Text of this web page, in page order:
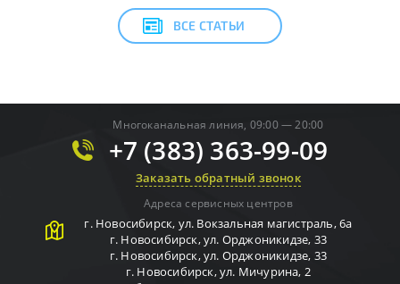
ВСЕ СТАТЬИ
Многоканальная линия, 09:00 — 20:00
+7 (383) 363-99-09
Заказать обратный звонок
Адреса сервисных центров
г. Новосибирск, ул. Вокзальная магистраль, 6а
г. Новосибирск,ул. Орджоникидзе, 33
г. Новосибирск,ул. Орджоникидзе, 33
г. Новосибирск,ул. Мичурина, 2